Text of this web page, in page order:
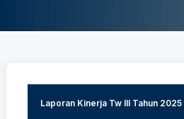
Laporan Kinerja Tw III Tahun